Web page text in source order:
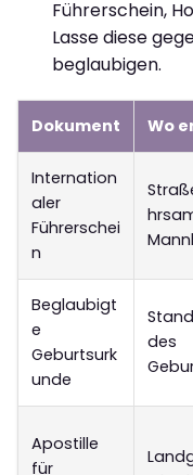
Führerschein,
Lasse diese
beglaubigen.
Dokument Wo
Internation
aler
Führerschei
n
Beglaubigt
e
Geburtsurk
unde
des
Apostille
für